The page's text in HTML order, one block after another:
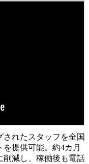
されたスタッフを全国
提供可能。約4カ月
削減し、稼働後も電話